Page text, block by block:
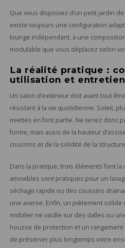
Que vous disposiez d’un petit jardin
existe toujours une configuration
lounge indépendant, à une
modulable que vous déplacez selon
La réalité pratique :
utilisation et entretien
Un salon d’extérieur doit avant tout
résistant à la vie quotidienne. Soleil,
miettes en font partie. Ne tenez donc
forme, mais aussi de la hauteur
coussins et de la solidité de la
Dans la pratique, trois éléments font
amovibles sont pratiques pour un
séchage rapide ou des coussins
une averse. Enfin, un piètement solide
mobilier ne vacille sur des dalles ou
housse de protection et un
de préserver plus longtemps votre